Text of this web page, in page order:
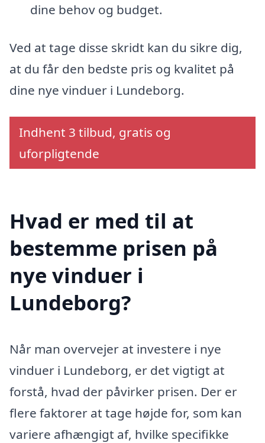
dine behov og budget.
Ved at tage disse skridt kan du sikre dig,
at du får den bedste pris og kvalitet på
dine nye vinduer i Lundeborg.
Indhent 3 tilbud, gratis og
uforpligtende
Hvad er med til at
bestemme prisen på
nye vinduer i
Lundeborg?
Når man overvejer at investere i nye
vinduer i Lundeborg, er det vigtigt at
forstå, hvad der påvirker prisen. Der er
flere faktorer at tage højde for, som kan
variere afhængigt af, hvilke specifikke